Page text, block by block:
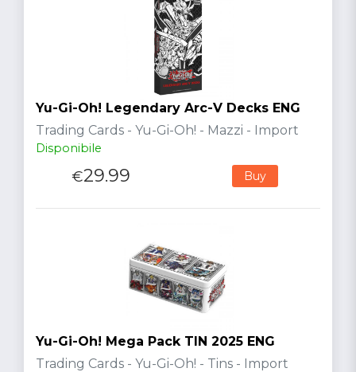
Yu-Gi-Oh! Legendary Arc-V Decks ENG
Trading Cards - Yu-Gi-Oh! - Mazzi - Import
Disponibile
€29.99 Buy
Yu-Gi-Oh! Mega Pack TIN 2025 ENG
Trading Cards - Yu-Gi-Oh! - Tins - Import